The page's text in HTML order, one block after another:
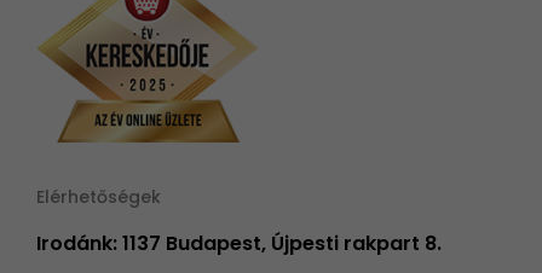
Elérhetőségek
Irodánk: 1137 Budapest, Újpesti rakpart 8.